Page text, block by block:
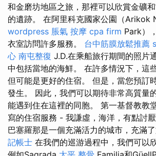
和金磨坊地區之旅，那裡可以欣賞金礦
的遺跡。 在阿里科克國家公園（Arikok
wordpress 脹氣 按摩 cpa firm Park）
衣室訪問許多服務。 台中筋膜放鬆推薦
心 南屯整復 J.D.在乘船旅行期間的照片
中包括當地的海鮮。 在許多情況下，這
但可能是更好的住宿。 但是，當您預訂
發生。 因此，我們可以期待非常高質量
能遇到住在這裡的同胞。 第一基督教教
寫的住宿服務 - 我謙虛，海洋，有點討厭
巴塞羅那是一個充滿活力的城市，充滿了
記帳士 在我們的巡游過程中，我們可以